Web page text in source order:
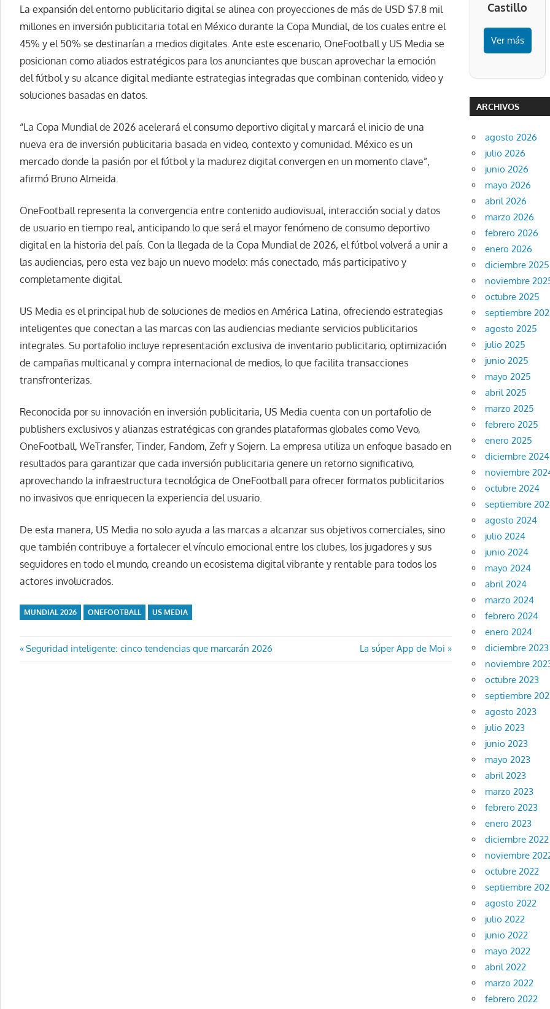
La expansión del entorno publicitario digital se alinea con proyecciones de más de USD $7.8 mil
millones en inversión publicitaria total en México durante la Copa Mundial, de los cuales entre el
45% y el 50% se destinarían a medios digitales. Ante este escenario, OneFootball y US Media se
posicionan como aliados estratégicos para los anunciantes que buscan aprovechar la emoción
del fútbol y su alcance digital mediante estrategias integradas que combinan contenido, video y
soluciones basadas en datos.
“La Copa Mundial de 2026 acelerará el consumo deportivo digital y marcará el inicio de una
nueva era de inversión publicitaria basada en video, contexto y comunidad. México es un
mercado donde la pasión por el fútbol y la madurez digital convergen en un momento clave”,
afirmó Bruno Almeida.
OneFootball representa la convergencia entre contenido audiovisual, interacción social y datos
de usuario en tiempo real, anticipando lo que será el mayor fenómeno de consumo deportivo
digital en la historia del país. Con la llegada de la Copa Mundial de 2026, el fútbol volverá a unir a
las audiencias, pero esta vez bajo un nuevo modelo: más conectado, más participativo y
completamente digital.
US Media es el principal hub de soluciones de medios en América Latina, ofreciendo estrategias
inteligentes que conectan a las marcas con las audiencias mediante servicios publicitarios
integrales. Su portafolio incluye representación exclusiva de inventario publicitario, optimización
de campañas multicanal y compra internacional de medios, lo que facilita transacciones
transfronterizas.
Reconocida por su innovación en inversión publicitaria, US Media cuenta con un portafolio de
publishers exclusivos y alianzas estratégicas con grandes plataformas globales como Vevo,
OneFootball, WeTransfer, Tinder, Fandom, Zefr y Sojern. La empresa utiliza un enfoque basado en
resultados para garantizar que cada inversión publicitaria genere un retorno significativo,
aprovechando la infraestructura tecnológica de OneFootball para ofrecer formatos publicitarios
no invasivos que enriquecen la experiencia del usuario.
De esta manera, US Media no solo ayuda a las marcas a alcanzar sus objetivos comerciales, sino
que también contribuye a fortalecer el vínculo emocional entre los clubes, los jugadores y sus
seguidores en todo el mundo, creando un ecosistema digital vibrante y rentable para todos los
actores involucrados.
MUNDIAL 2026 ONEFOOTBALL US MEDIA
Navegación
Entrada
anterior:
Seguridad inteligente: cinco tendencias que marcarán 2026
Entrada
siguiente:
La súper App de Moi
Castillo
Ver más
ARCHIVOS
agosto 2026
julio 2026
junio 2026
mayo 2026
abril 2026
marzo 2026
febrero 2026
enero 2026
diciembre 2025
noviembre
octubre 2025
septiembre
agosto 2025
julio 2025
junio 2025
mayo 2025
abril 2025
marzo 2025
febrero 2025
enero 2025
diciembre 2024
noviembre
octubre 2024
septiembre
agosto 2024
julio 2024
junio 2024
mayo 2024
abril 2024
marzo 2024
febrero 2024
enero 2024
diciembre 2023
noviembre
octubre 2023
septiembre
agosto 2023
julio 2023
junio 2023
mayo 2023
abril 2023
marzo 2023
febrero 2023
enero 2023
diciembre 2022
noviembre
octubre 2022
septiembre
agosto 2022
julio 2022
junio 2022
mayo 2022
abril 2022
marzo 2022
febrero 2022